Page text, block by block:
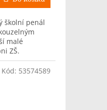
školní penál
malé
ZŠ.
Kód: 53574589